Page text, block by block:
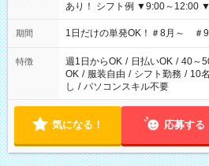
あり！ シフト例 ▼9:00～12:00
▼18:00～21:00
期間 1日だけの単発OK！＃8月～ ＃9
特徴 週1日からOK / 日払いOK / 40～
OK / 服装自由 / シフト勤務 / 10
し / パソコンスキル不要
気になる！ 応募する